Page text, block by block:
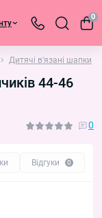
0
Дитячі в'язані шапки
44-46
0
Відгуки 0